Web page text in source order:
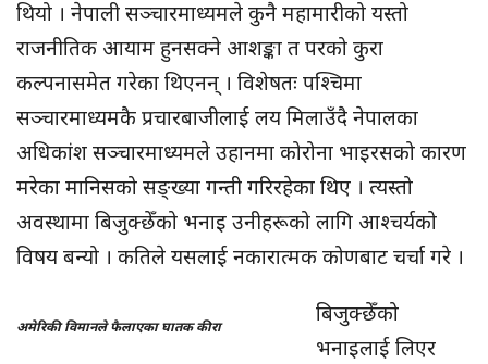
थियो । नेपाली सञ्चारमाध्यमले कुनै महामारीको यस्तो
राजनीतिक आयाम हुनसक्ने आशङ्का त परको कुरा
कल्पनासमेत गरेका थिएनन् । विशेषतः पश्चिमा
सञ्चारमाध्यमकै प्रचारबाजीलाई लय मिलाउँदै नेपालका
अधिकांश सञ्चारमाध्यमले उहानमा कोरोना भाइरसको कारण
मरेका मानिसको सङ्ख्या गन्ती गरिरहेका थिए । त्यस्तो
अवस्थामा बिजुक्छेँको भनाइ उनीहरूको लागि आश्चर्यको
विषय बन्यो । कतिले यसलाई नकारात्मक कोणबाट चर्चा गरे ।
अमेरिकी विमानले फैलाएका घातक कीरा
बिजुक्छेँको
भनाइलाई लिएर